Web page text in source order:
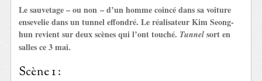
Le sauvetage – ou non – d’un homme coincé dans sa voiture
ensevelie dans un tunnel effondré. Le réalisateur Kim Seong-
hun revient sur deux scènes qui l’ont touché. Tunnel sort en
salles ce 3 mai.
Scène 1 :